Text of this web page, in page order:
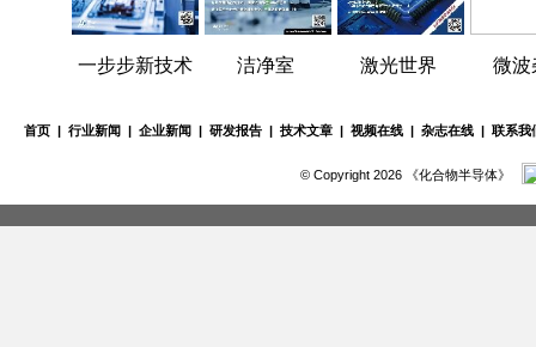
一步步新技术 洁净室 激光世界 微波
首页 行业新闻 企业新闻 研发报告 技术文章 视频在线 杂志在线 联系我
© Copyright 2026 《化合物半导体》